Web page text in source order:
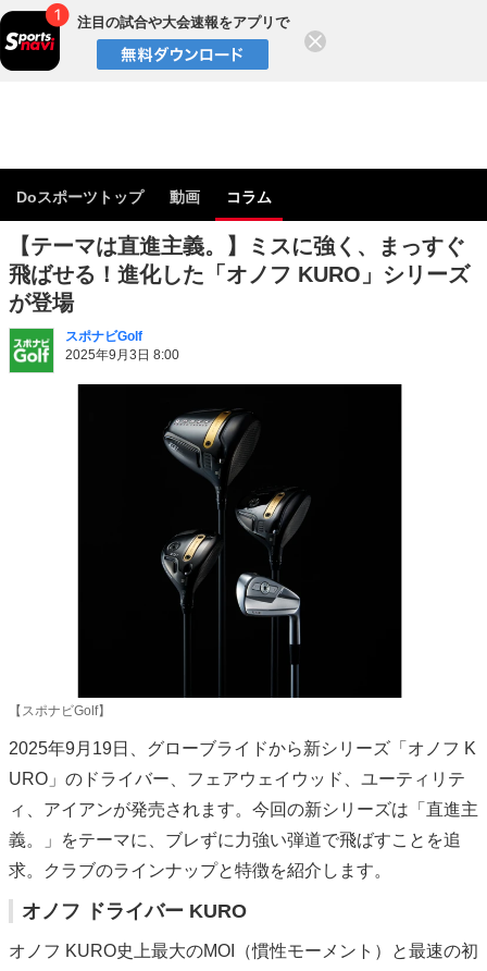
注目の試合や大会速報をアプリで
Doスポーツトップ 動画 コラム
【テーマは直進主義。】ミスに強く、まっすぐ
飛ばせる！進化した「オノフ KURO」シリーズ
が登場
スポナビGolf
2025年9月3日 8:00
【スポナビGolf】
2025年9月19日、グローブライドから新シリーズ「オノフ K
URO」のドライバー、フェアウェイウッド、ユーティリテ
ィ、アイアンが発売されます。今回の新シリーズは「直進主
義。」をテーマに、ブレずに力強い弾道で飛ばすことを追
求。クラブのラインナップと特徴を紹介します。
オノフ ドライバー KURO
オノフ KURO史上最大のMOI（慣性モーメント）と最速の初